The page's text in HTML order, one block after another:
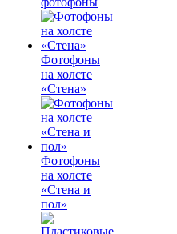
Фотофоны
на холсте
«Стена»
Фотофоны
на холсте
«Стена и
пол»